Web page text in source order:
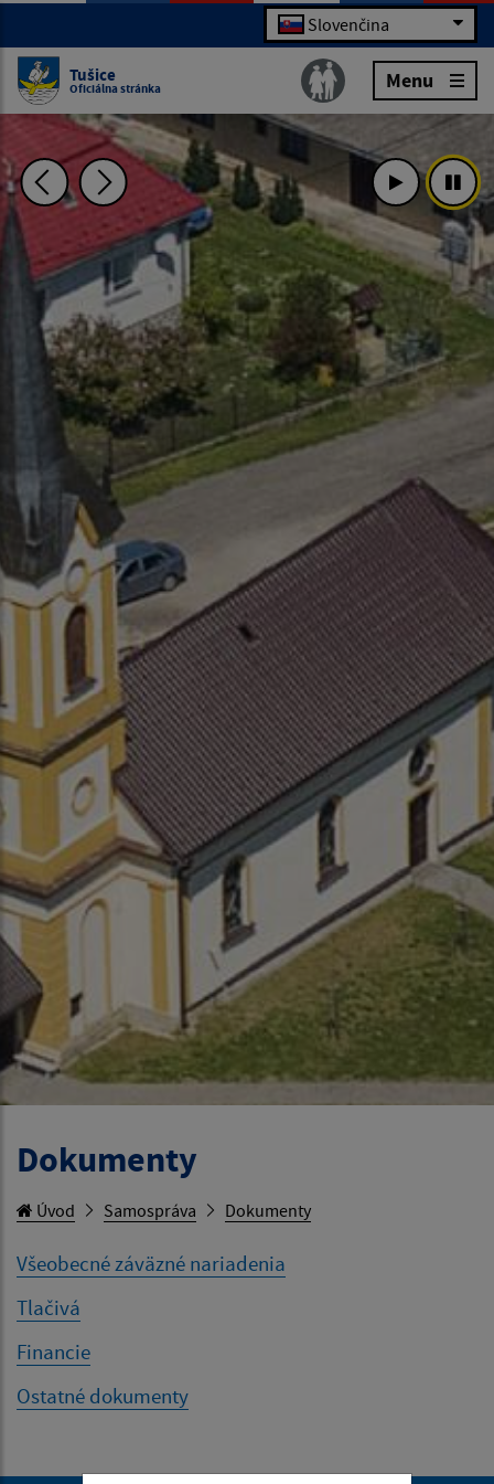
Slovenčina
Tušice
Oficiálna stránka Menu
Dokumenty
Úvod Samospráva Dokumenty
Všeobecné záväzné nariadenia
Tlačivá
Financie
Ostatné dokumenty